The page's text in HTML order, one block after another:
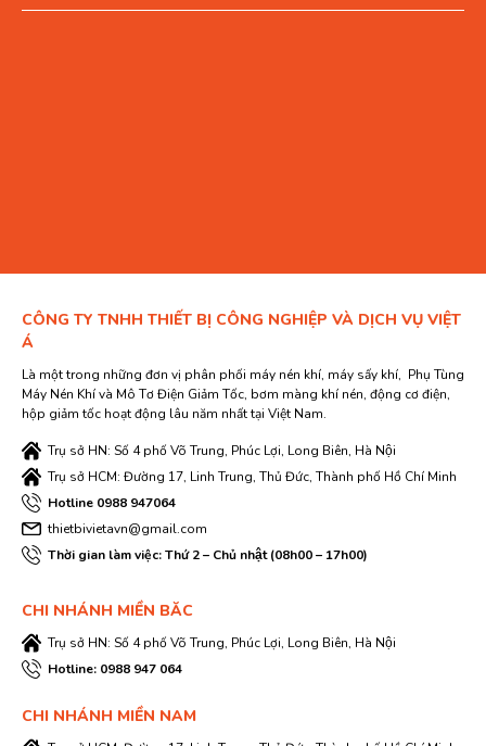
CÔNG TY TNHH THIẾT BỊ CÔNG NGHIỆP VÀ DỊCH VỤ VIỆT
Á
Là một trong những đơn vị phân phối máy nén khí, máy sấy khí, Phụ Tùng
Máy Nén Khí và Mô Tơ Điện Giảm Tốc, bơm màng khí nén, động cơ điện,
hộp giảm tốc hoạt động lâu năm nhất tại Việt Nam.
Trụ sở HN: Số 4 phố Võ Trung, Phúc Lợi, Long Biên, Hà Nội
Trụ sở HCM: Đường 17, Linh Trung, Thủ Đức, Thành phố Hồ Chí Minh
Hotline 0988 947064
thietbivietavn@gmail.com
Thời gian làm việc: Thứ 2 – Chủ nhật (08h00 – 17h00)
CHI NHÁNH MIỀN BĂC
Trụ sở HN: Số 4 phố Võ Trung, Phúc Lợi, Long Biên, Hà Nội
Hotline: 0988 947 064
CHI NHÁNH MIỀN NAM